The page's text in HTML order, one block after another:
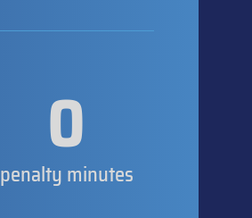
0
penalty minutes